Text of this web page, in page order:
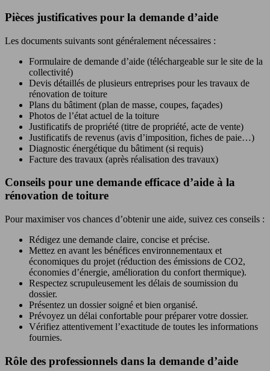
Pièces justificatives pour la demande d’aide
Les documents suivants sont généralement nécessaires :
Formulaire de demande d’aide (téléchargeable sur le site de la
collectivité)
Devis détaillés de plusieurs entreprises pour les travaux de
rénovation de toiture
Plans du bâtiment (plan de masse, coupes, façades)
Photos de l’état actuel de la toiture
Justificatifs de propriété (titre de propriété, acte de vente)
Justificatifs de revenus (avis d’imposition, fiches de paie…)
Diagnostic énergétique du bâtiment (si requis)
Facture des travaux (après réalisation des travaux)
Conseils pour une demande efficace d’aide à la
rénovation de toiture
Pour maximiser vos chances d’obtenir une aide, suivez ces conseils :
Rédigez une demande claire, concise et précise.
Mettez en avant les bénéfices environnementaux et
économiques du projet (réduction des émissions de CO2,
économies d’énergie, amélioration du confort thermique).
Respectez scrupuleusement les délais de soumission du
dossier.
Présentez un dossier soigné et bien organisé.
Prévoyez un délai confortable pour préparer votre dossier.
Vérifiez attentivement l’exactitude de toutes les informations
fournies.
Rôle des professionnels dans la demande d’aide